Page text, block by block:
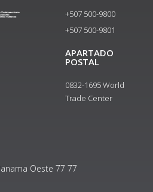
+507 500-9800
+507 500-9801​
APARTADO
POSTAL
0832-1695 World
Trade Center
Oeste 77 77